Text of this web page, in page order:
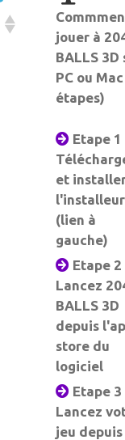
jouer à
BALLS 3D
PC ou
étapes)
Etape 1
et
l'installeur
(lien à
gauche)
Etape 2
Lancez
BALLS 3D
depuis
store du
logiciel
Etape 3
Lancez
jeu depuis